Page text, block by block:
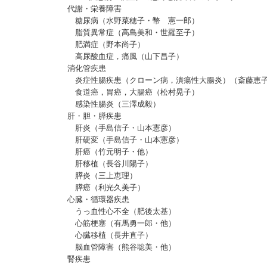
代謝・栄養障害
糖尿病（水野菜穂子・幣 憲一郎）
脂質異常症（高島美和・世羅至子）
肥満症（野本尚子）
高尿酸血症，痛風（山下昌子）
消化管疾患
炎症性腸疾患（クローン病，潰瘍性大腸炎）（斎藤恵
食道癌，胃癌，大腸癌（松村晃子）
感染性腸炎（三澤成毅）
肝・胆・膵疾患
肝炎（手島信子・山本憲彦）
肝硬変（手島信子・山本憲彦）
肝癌（竹元明子・他）
肝移植（長谷川陽子）
膵炎（三上恵理）
膵癌（利光久美子）
心臓・循環器疾患
うっ血性心不全（肥後太基）
心筋梗塞（有馬勇一郎・他）
心臓移植（長井直子）
脳血管障害（熊谷聡美・他）
腎疾患